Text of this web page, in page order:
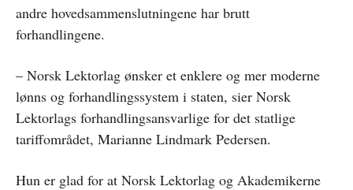
andre hovedsammenslutningene har brutt
forhandlingene.
– Norsk Lektorlag ønsker et enklere og mer moderne
lønns og forhandlingssystem i staten, sier Norsk
Lektorlags forhandlingsansvarlige for det statlige
tariffområdet, Marianne Lindmark Pedersen.
Hun er glad for at Norsk Lektorlag og Akademikerne